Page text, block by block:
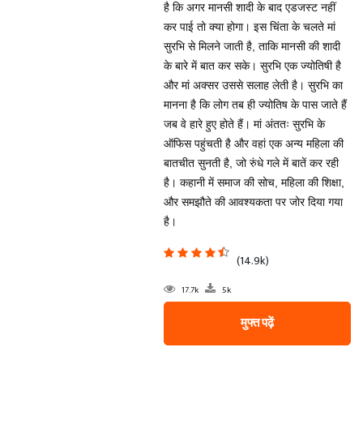
है कि अगर मानसी शादी के बाद एडजस्ट नहीं
कर पाई तो क्या होगा। इस चिंता के चलते मां
सुरभि से मिलने जाती है, ताकि मानसी की शादी
के बारे में बात कर सके। सुरभि एक ज्योतिषी है
और मां अक्सर उससे सलाह लेती है। सुरभि का
मानना है कि लोग तब ही ज्योतिष के पास जाते हैं
जब वे हारे हुए होते हैं। मां अंततः सुरभि के
ऑफिस पहुंचती है और वहां एक अन्य महिला की
बातचीत सुनती है, जो रुंधे गले में बातें कर रही
है। कहानी में समाज की सोच, महिला की शिक्षा,
और समझौते की आवश्यकता पर जोर दिया गया
है।
(14.9k)
17.7k 5k
मुफ्त पढ़ें